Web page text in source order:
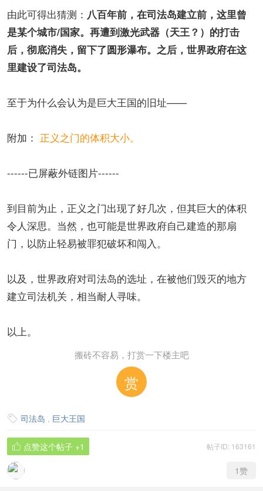
由此可得出猜测： 八百年前，在司法岛建立前，这里曾
是某个城市/国家。再遭到激光武器（天王？）的打击
后，彻底消失，留下了圆形瀑布。之后，世界政府在这
里建设了司法岛。
至于为什么会认为是巨大王国的旧址——
附加： 正义之门的体积大小。
------已屏蔽外链图片------
到目前为止，正义之门出现了好几次，但其巨大的体积
令人深思。当然，也可能是世界政府自己建造的那扇
门，以防止轻易被罪犯破坏和闯入。
以及，世界政府对司法岛的选址，在被他们毁灭的地方
建立司法机关，相当耐人寻味。
以上。
搬砖不容易，打赏一下楼主吧
赏
 司法岛 , 巨大王国
帖子ID: 163161
 点赞这个帖子 +1
1赞